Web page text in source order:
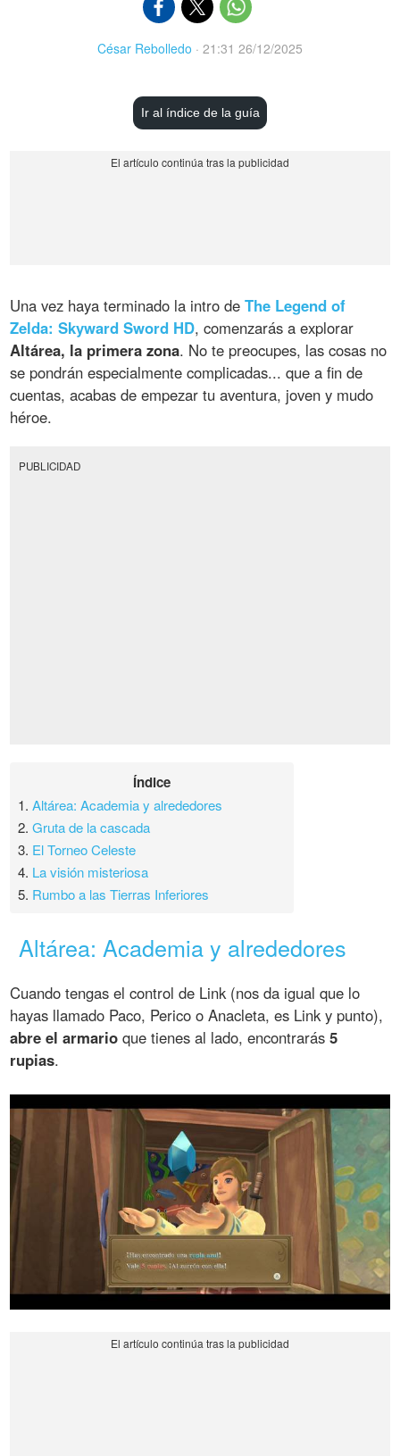
César Rebolledo · 21:31 26/12/2025
Ir al índice de la guía
Una vez haya terminado la intro deThe Legend of
Zelda: Skyward Sword HD, comenzarás a explorar
Altárea, la primera zona. No te preocupes, las cosas no
se pondrán especialmente complicadas... que a fin de
cuentas, acabas de empezar tu aventura, joven y mudo
héroe.
PUBLICIDAD
Índice
1.Altárea: Academia y alrededores
2.Gruta de la cascada
3. El Torneo Celeste
4. La visión misteriosa
5. Rumbo a las Tierras Inferiores
Altárea: Academia y alrededores
Cuando tengas el control de Link (nos da igual que lo
hayas llamado Paco, Perico o Anacleta, es Link y punto),
abre el armario que tienes al lado, encontrarás5
rupias.